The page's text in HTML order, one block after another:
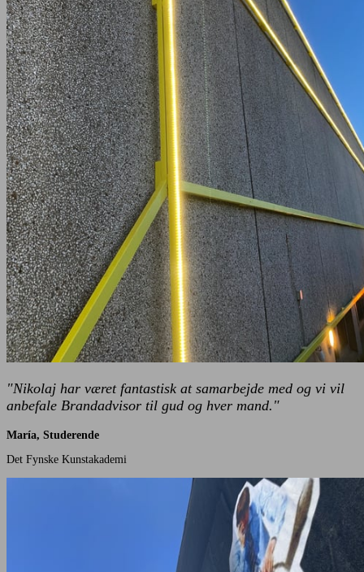
"Nikolaj har været fantastisk at samarbejde med og vi vil
anbefale Brandadvisor til gud og hver mand."
María, Studerende
Det Fynske Kunstakademi